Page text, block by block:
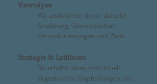
Voranalyse
Wir analysieren deine aktuelle
Ernährung, Gewohnheiten,
Herausforderungen und Ziele.
Strategie & Leitlinien
Du erhältst klare, individuell
abgestimmte Empfehlungen, die